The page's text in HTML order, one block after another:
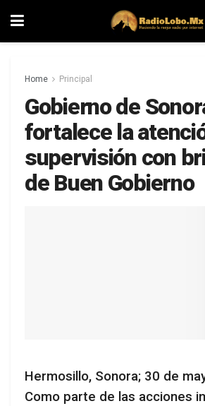
Home Principal
Gobierno de
fortalece la
supervisión con
de Buen Gobierno
Hermosillo, Sonora; 30 de
Como parte de las acciones